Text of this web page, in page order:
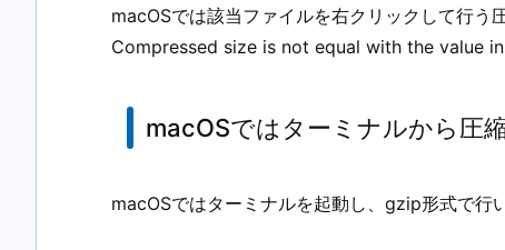
macOSでは該当ファイルを右クリックして行う
Compressed size is not equal with the value in
macOSではターミナルから圧
macOSではターミナルを起動し、gzip形式で行い